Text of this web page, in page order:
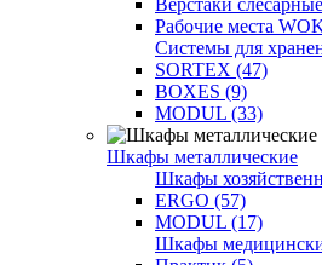
Рабочие места
Системы для
SORTEX (47)
BOXES (9)
MODUL (33)
Шкафы металлические
Шкафы
ERGO (57)
MODUL (17)
Шкафы